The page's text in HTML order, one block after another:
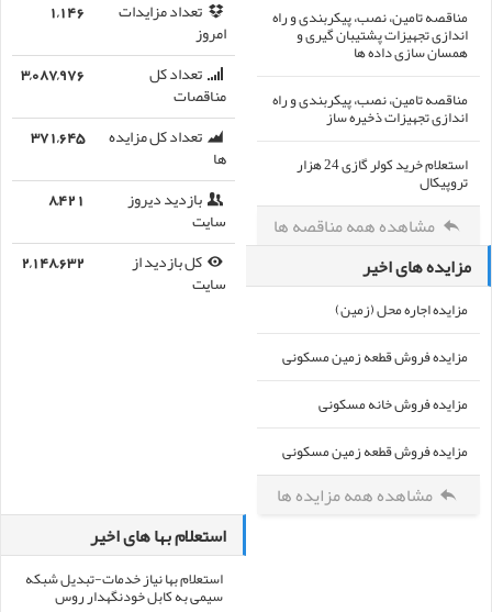
تعداد مزایدات
امروز
1,146
تعداد کل
مناقصات
3,087,976
تعداد کل مزایده
ها
371,645
بازدید دیروز
سایت
8,421
کل بازدید از
سایت
2,148,632
مناقصه تامین، نصب، پیکربندی و راه
اندازی تجهیزات پشتیبان گیری و
همسان سازی داده ها
مناقصه تامین، نصب، پیکربندی و راه
اندازی تجهیزات ذخیره ساز
استعلام خرید کولر گازی 24 هزار
تروپیکال
مشاهده همه مناقصه ها
مزایده های اخیر
مزایده اجاره محل (زمین)
مزایده فروش قطعه زمین مسکونی
مزایده فروش خانه مسکونی
مزایده فروش قطعه زمین مسکونی
مشاهده همه مزایده ها
استعلام بها های اخیر
استعلام بها نیاز خدمات-تبدیل شبکه
سیمی به کابل خودنگهدار روس